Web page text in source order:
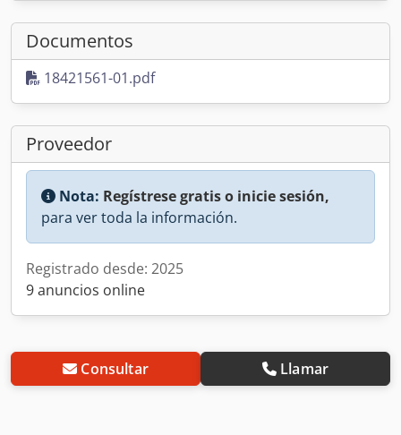
Documentos
18421561-01.pdf
Proveedor
Nota: Regístrese gratis o inicie sesión,
para ver toda la información.
Registrado desde: 2025
9 anuncios online
Consultar Llamar